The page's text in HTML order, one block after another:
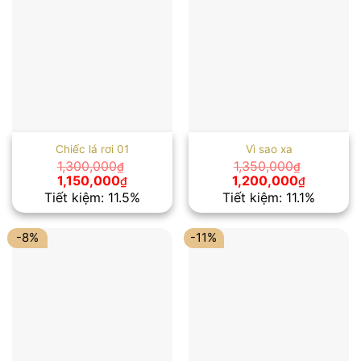
Chiếc lá rơi 01
1,300,000₫
Giá
gốc
là:
1,300,000₫.
1,150,000₫Giá
hiện
tại
là:
1,150,000₫.
Tiết kiệm: 11.5%
Vì sao xa
1,350,000₫
Giá
gốc
là:
1,350,000₫.
1,200,000₫Giá
hiện
tại
là:
Tiết kiệm: 11.1%
-8% -11%